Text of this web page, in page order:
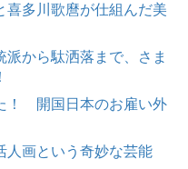
喜多川歌麿が仕組んだ美
から駄洒落まで、さま
！ 開国日本のお雇い外
人画という奇妙な芸能